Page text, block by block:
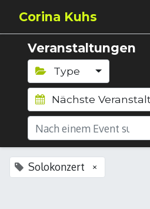
Corina Kuhs
Veranstaltungen
Type
Nächste
Solokonzert ×